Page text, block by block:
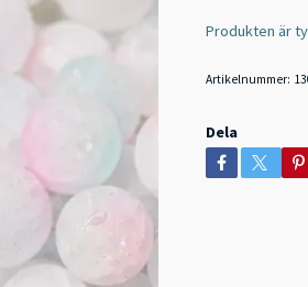
Produkten är
Artikelnummer:
Dela